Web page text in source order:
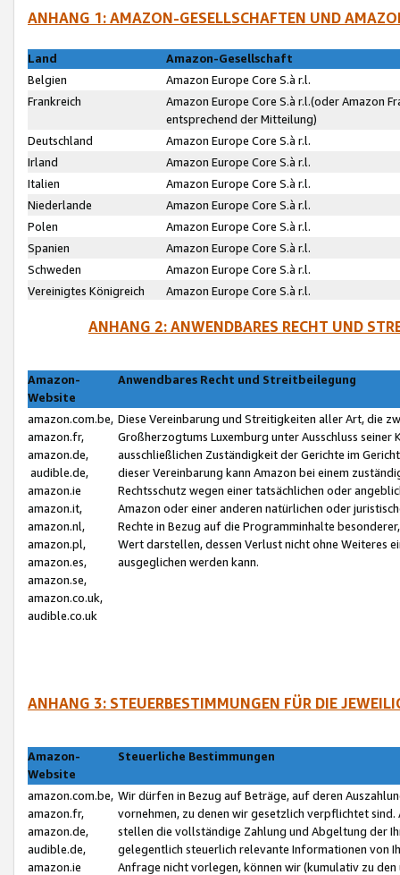
ANHANG 1: AMAZON-GESELLSCHAFTEN UND
Land
Amazon-Gesellschaft
Belgien
Amazon Europe Core S.à r.l.
Frankreich
Amazon Europe Core S.à r.l.(oder Amazon
entsprechend der Mitteilung)
Deutschland
Amazon Europe Core S.à r.l.
Irland
Amazon Europe Core S.à r.l.
Italien
Amazon Europe Core S.à r.l.
Niederlande
Amazon Europe Core S.à r.l.
Polen
Amazon Europe Core S.à r.l.
Spanien
Amazon Europe Core S.à r.l.
Schweden
Amazon Europe Core S.à r.l.
Vereinigtes Königreich
Amazon Europe Core S.à r.l.
ANHANG 2: ANWENDBARES RECHT UND
Amazon-
Website
Anwendbares Recht und Streitbeilegung
amazon.com.be,
amazon.fr,
amazon.de,
audible.de,
amazon.ie
amazon.it,
amazon.nl,
amazon.pl,
amazon.es,
amazon.se,
amazon.co.uk,
audible.co.uk
Diese Vereinbarung und Streitigkeiten aller Art, die
Großherzogtums Luxemburg unter Ausschluss
ausschließlichen Zuständigkeit der Gerichte im
dieser Vereinbarung kann Amazon bei einem
Rechtsschutz wegen einer tatsächlichen oder
Amazon oder einer anderen natürlichen oder
Rechte in Bezug auf die Programminhalte
Wert darstellen, dessen Verlust nicht ohne Weiteres
ausgeglichen werden kann.
ANHANG 3: STEUERBESTIMMUNGEN FÜR DIE
Amazon-
Website
Steuerliche Bestimmungen
amazon.com.be,
amazon.fr,
amazon.de,
audible.de,
amazon.ie
Wir dürfen in Bezug auf Beträge, auf deren
vornehmen, zu denen wir gesetzlich verpflichtet
stellen die vollständige Zahlung und Abgeltung der
gelegentlich steuerlich relevante Informationen von
Anfrage nicht vorlegen, können wir (kumulativ zu